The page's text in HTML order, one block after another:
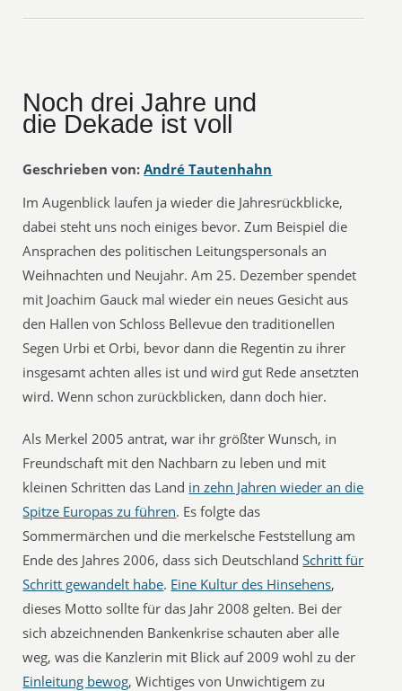
Noch drei Jahre und
die Dekade ist voll
Geschrieben von: André Tautenhahn
Im Augenblick laufen ja wieder die Jahresrückblicke,
dabei steht uns noch einiges bevor. Zum Beispiel die
Ansprachen des politischen Leitungspersonals an
Weihnachten und Neujahr. Am 25. Dezember spendet
mit Joachim Gauck mal wieder ein neues Gesicht aus
den Hallen von Schloss Bellevue den traditionellen
Segen Urbi et Orbi, bevor dann die Regentin zu ihrer
insgesamt achten alles ist und wird gut Rede ansetzten
wird. Wenn schon zurückblicken, dann doch hier.
Als Merkel 2005 antrat, war ihr größter Wunsch, in
Freundschaft mit den Nachbarn zu leben und mit
kleinen Schritten das Land in zehn Jahren wieder an die
Spitze Europas zu führen. Es folgte das
Sommermärchen und die merkelsche Feststellung am
Ende des Jahres 2006, dass sich DeutschlandSchritt für
Schritt gewandelt habe. Eine Kultur des Hinsehens,
dieses Motto sollte für das Jahr 2008 gelten. Bei der
sich abzeichnenden Bankenkrise schauten aber alle
weg, was die Kanzlerin mit Blick auf 2009 wohl zu der
Einleitung bewog, Wichtiges von Unwichtigem zu